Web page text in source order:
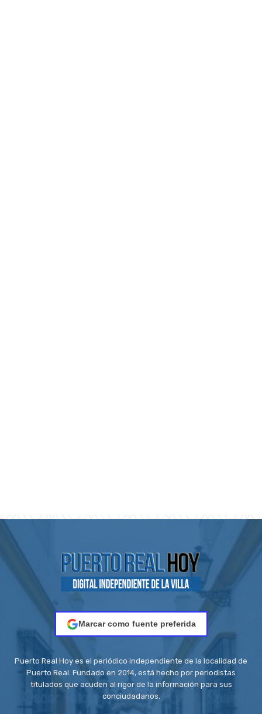
Marcar como fuente preferida
Puerto Real Hoy es el periódico independiente de la localidad de
Puerto Real. Fundado en 2014, está hecho por periodistas
titulados que acuden al rigor de la información para sus
conciudadanos.